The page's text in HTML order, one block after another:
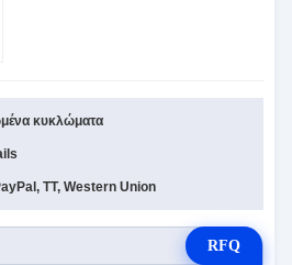
κυκλώματα
TT, Western Union
RFQ